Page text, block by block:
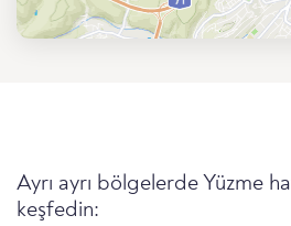
Ayrı ayrı bölgelerde Yüzme
keşfedin: